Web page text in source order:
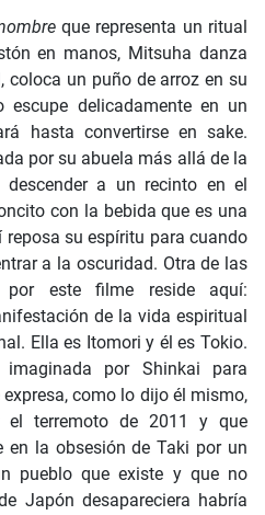
que representa un ritual
en manos, Mitsuha danza
coloca un puño de arroz en su
delicadamente en un
hasta convertirse en sake.
por su abuela más allá de la
a un recinto en el
con la bebida que es una
su espíritu para cuando
a la oscuridad. Otra de las
por este filme reside aquí:
de la vida espiritual
Ella es Itomori y él es Tokio.
por Shinkai para
como lo dijo él mismo,
terremoto de 2011 y que
en la obsesión de Taki por un
pueblo que existe y que no
Japón desapareciera habría